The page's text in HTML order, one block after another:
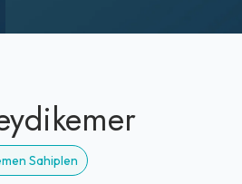
Sahiplen